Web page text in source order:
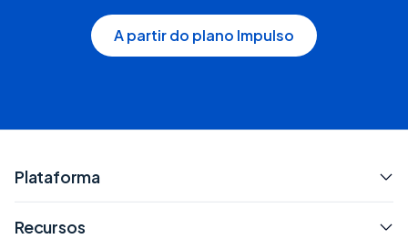
A partir do plano Impulso
Plataforma
Recursos